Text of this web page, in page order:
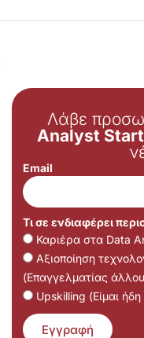
Λάβε
Analyst
Email
Τι σε ενδιαφέρει
Καριέρα στα Data
Αξιοποίηση
(Επαγγελματίας
Upskilling (Είμαι
Εγγραφή